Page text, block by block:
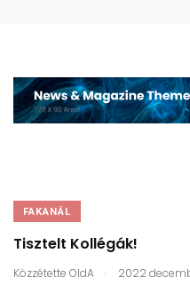
FAKANÁL
Tisztelt Kollégák!
Közzétette OldA . 2022